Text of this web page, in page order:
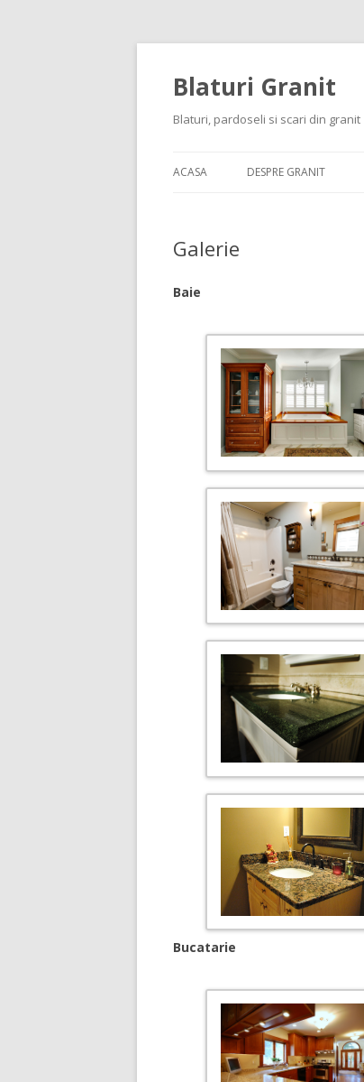
Blaturi Granit
Blaturi, pardoseli si scari din granit
ACASA DESPRE GRANIT
Galerie
Baie
Bucatarie